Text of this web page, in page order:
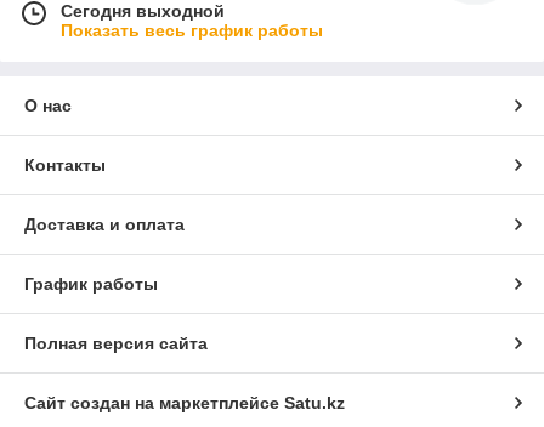
Сегодня выходной
Показать весь график работы
О нас
Контакты
Доставка и оплата
График работы
Полная версия сайта
Сайт создан на маркетплейсе Satu.kz